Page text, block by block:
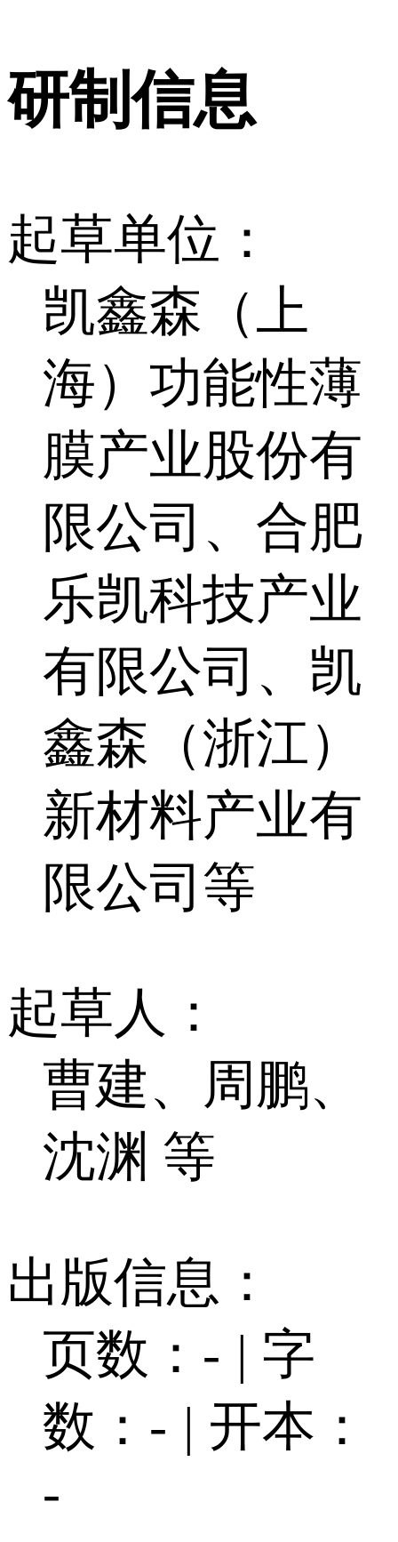
研制信息
起草单位：
凯鑫森（上
海）功能性薄
膜产业股份有
限公司、合肥
乐凯科技产业
有限公司、凯
鑫森（浙江）
新材料产业有
限公司等
起草人：
曹建、周鹏、
沈渊 等
出版信息：
页数：- | 字
数：- | 开本：
-